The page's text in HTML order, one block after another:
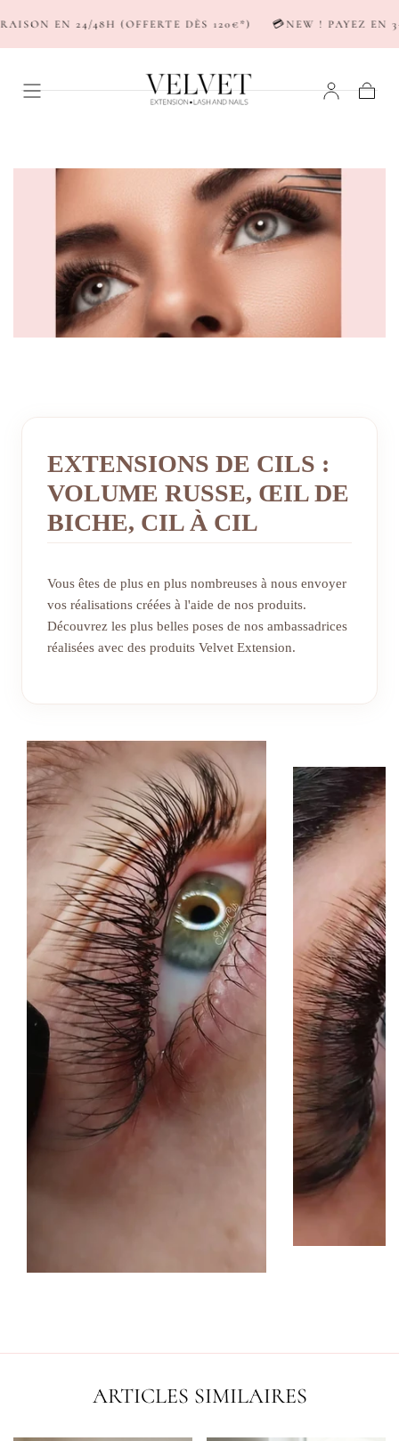
PASSER AU
CONTENU
EN 24/48H (OFFERTE DÈS 120€*) 💳NEW ! PAYEZ EN 3-4X
EXTENSIONS DE CILS :
VOLUME RUSSE, ŒIL DE
BICHE, CIL À CIL
Vous êtes de plus en plus nombreuses à nous envoyer
vos réalisations créées à l'aide de nos produits.
Découvrez les plus belles poses de nos ambassadrices
réalisées avec des produits Velvet Extension.
ARTICLES SIMILAIRES